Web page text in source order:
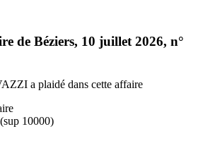
de Béziers, 10 juillet 2026, n°
a plaidé dans cette affaire
10000)